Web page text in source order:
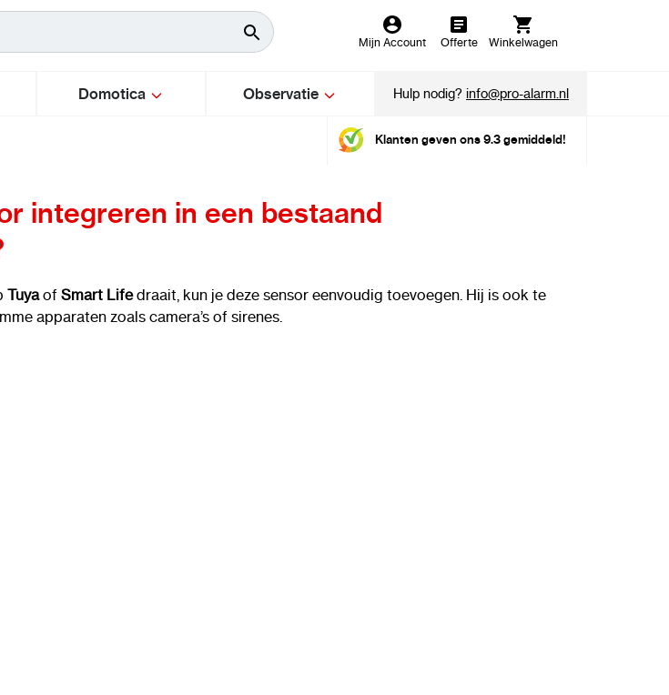
Mijn Account Offerte Winkelwagen
Domotica Observatie Hulp nodig?info@pro-alarm.nl
Klanten geven ons 9.3 gemiddeld!
integreren in een bestaand
Tuyaof Smart Lifedraait, kun je deze sensor eenvoudig toevoegen. Hij is ook te
apparaten zoals camera’s of sirenes.